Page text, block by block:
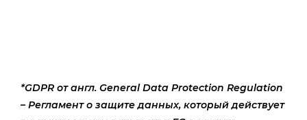
*GDPR от англ. General Data Protection Regulation
– Регламент о защите данных, который действует